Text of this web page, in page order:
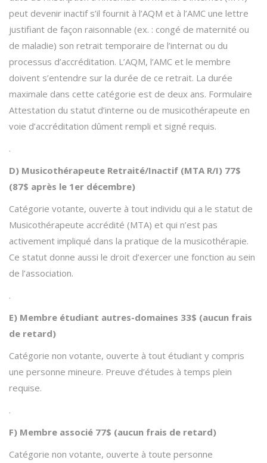
peut devenir inactif s’il fournit à l’AQM et à l’AMC une lettre
justifiant de façon raisonnable (ex. : congé de maternité ou
de maladie) son retrait temporaire de l’internat ou du
processus d’accréditation. L’AQM, l’AMC et le membre
doivent s’entendre sur la durée de ce retrait. La durée
maximale dans cette catégorie est de deux ans. Formulaire
Attestation du statut d’interne ou de musicothérapeute en
voie d’accréditation dûment rempli et signé requis.
.
D) Musicothérapeute Retraité/Inactif (MTA R/I) 77$
(87$ après le 1er décembre)
Catégorie votante, ouverte à tout individu qui a le statut de
Musicothérapeute accrédité (MTA) et qui n’est pas
activement impliqué dans la pratique de la musicothérapie.
Ce statut donne aussi le droit d’exercer une fonction au sein
de l’association.
.
E) Membre étudiant autres-domaines 33$ (aucun frais
de retard)
Catégorie non votante, ouverte à tout étudiant y compris
une personne mineure. Preuve d’études à temps plein
requise.
.
F) Membre associé 77$ (aucun frais de retard)
Catégorie non votante, ouverte à toute personne